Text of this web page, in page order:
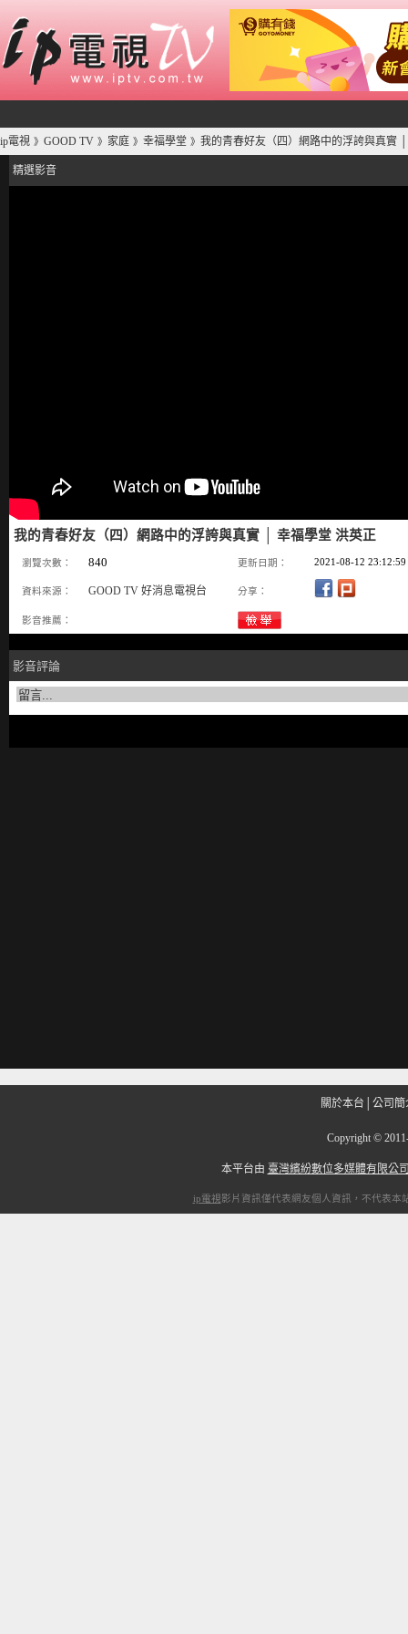
ip電視 》 GOOD TV 》 家庭 》 幸福學堂 》 我的青春好友（四）網路中的浮誇與真實
精選影音
我的青春好友（四）網路中的浮誇與真實 │ 幸福學堂 洪英正
瀏覽次數： 840 更新日期： 2021-08-12 23:12:59
資料來源： GOOD TV 好消息電視台 分享：
影音推薦：
影音評論
關於本台 公司簡
Copyright ©
本平台由 臺灣繽紛數位多媒體有限公
ip電視影片資訊僅代表網友個人資訊，不代表本